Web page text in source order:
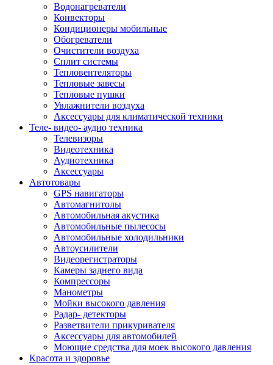
Водонагреватели
Конвекторы
Кондиционеры мобильные
Обогреватели
Очистители воздуха
Сплит системы
Тепловентеляторы
Тепловые завесы
Тепловые пушки
Увлажнители воздуха
Аксессуары для климатической техники
Теле- видео- аудио техника
Телевизоры
Видеотехника
Аудиотехника
Аксессуары
Автотовары
GPS навигаторы
Автомагнитолы
Автомобильная акустика
Автомобильные пылесосы
Автомобильные холодильники
Автоусилители
Видеорегистраторы
Камеры заднего вида
Компрессоры
Манометры
Мойки высокого давления
Радар- детекторы
Разветвители прикуривателя
Аксессуары для автомобилей
Моющие средства для моек высокого давления
Красота и здоровье